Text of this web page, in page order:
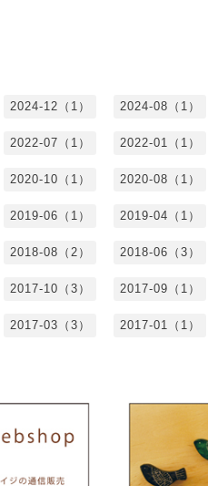
2024-12（1） 2024-08（1）
2022-07（1） 2022-01（1）
2020-10（1） 2020-08（1）
2019-06（1） 2019-04（1）
2018-08（2） 2018-06（3）
2017-10（3） 2017-09（1）
2017-03（3） 2017-01（1）